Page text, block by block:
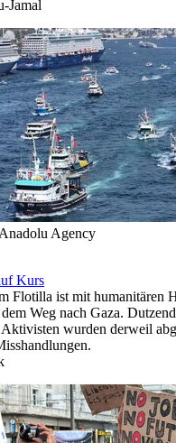
Jamal
Agency
Kurs
Flotilla ist mit humanitären
Weg nach Gaza.
Aktivisten wurden derweil